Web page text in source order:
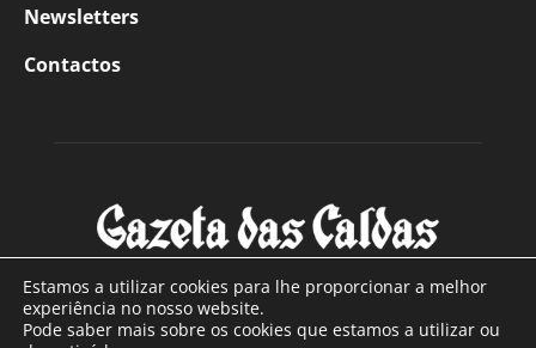
Newsletters
Contactos
SOBRE NÓS
Estamos a utilizar cookies para lhe proporcionar a melhor
experiência no nosso website.
Pode saber mais sobre os cookies que estamos a utilizar ou